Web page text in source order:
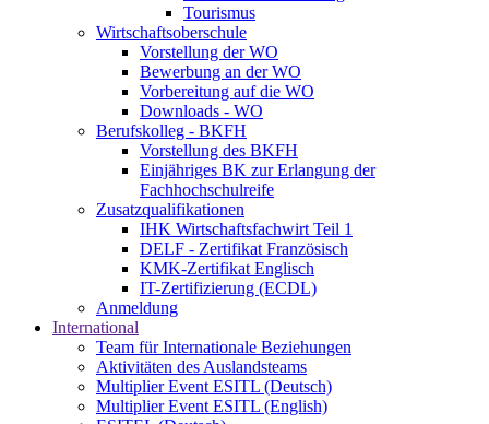
Tourismus
Wirtschaftsoberschule
Vorstellung der WO
Bewerbung an der WO
Vorbereitung auf die WO
Downloads - WO
Berufskolleg - BKFH
Vorstellung des BKFH
Einjähriges BK zur Erlangung der
Fachhochschulreife
Zusatzqualifikationen
IHK Wirtschaftsfachwirt Teil 1
DELF - Zertifikat Französisch
KMK-Zertifikat Englisch
IT-Zertifizierung (ECDL)
Anmeldung
International
Team für Internationale Beziehungen
Aktivitäten des Auslandsteams
Multiplier Event ESITL (Deutsch)
Multiplier Event ESITL (English)